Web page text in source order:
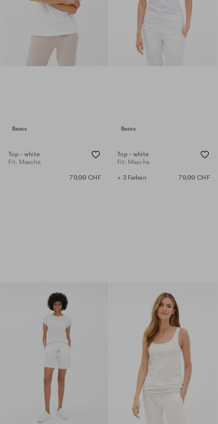
Basics
Top - white
Fit: Mascha
79,99 CHF
Basics
Top - white
Fit: Mascha
+ 3 Farben 79,99 CHF